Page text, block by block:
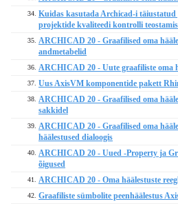
34. Kuidas kasutada Archicad-i täiustatud
projektide kvaliteedi kontrolli
35. ARCHICAD 20 - Graafilised oma
andmetabelid
36. ARCHICAD 20 - Uute graafiliste oma
37. Uus AxisVM komponentide pakett
38. ARCHICAD 20 - Graafilised oma
sakkidel
39. ARCHICAD 20 - Graafilised oma
häälestused dialoogis
40. ARCHICAD 20 - Uued -Property ja
õigused
41. ARCHICAD 20 - Oma häälestuste
42. Graafiliste sümbolite peenhäälestus